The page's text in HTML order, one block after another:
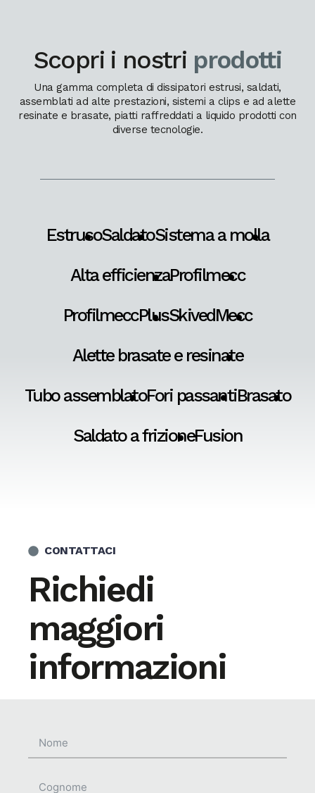
Scopri i nostri prodotti
Una gamma completa di dissipatori estrusi, saldati,
assemblati ad alte prestazioni, sistemi a clips e ad alette
resinate e brasate, piatti raffreddati a liquido prodotti con
diverse tecnologie.
EstrusoSaldatoSistema a molla
Alta efficienzaProfilmecc
ProfilmeccPlusSkivedMecc
Alette brasate e resinate
Tubo assemblatoFori passantiBrasato
Saldato a frizioneFusion
CONTATTACI
Richiedi
maggiori
informazioni